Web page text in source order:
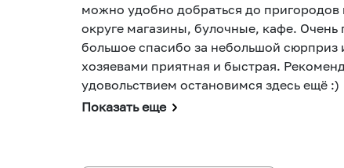
можно удобно добраться до пригородов
округе магазины, булочные, кафе. Очень
большое спасибо за небольшой
хозяевами приятная и быстрая.
удовольствием остановимся здесь ещё :)
Показать еще